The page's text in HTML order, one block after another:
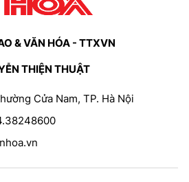
& VĂN HÓA - TTXVN
THIỆN THUẬT
Cửa Nam, TP. Hà Nội